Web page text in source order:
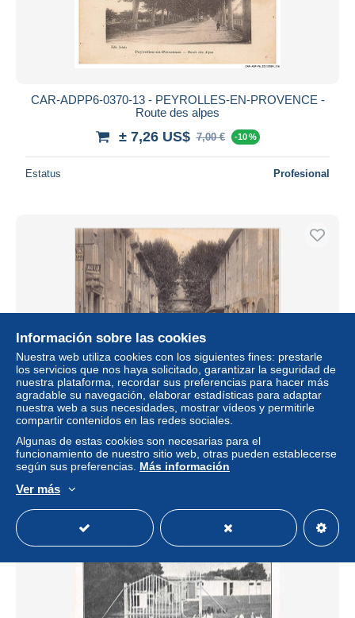
CAR-ADPP6-0370-13 - PEYROLLES-EN-PROVENCE -
Route des alpes
± 7,26 US$ 7,00 € -10 %
Estatus Profesional
CAR-ABDP2-13-0140 - PEYROLLES - RUE DE
L'HORLOGE
± 13,48 US$
Estatus
Información sobre las cookies
Nuestra web utiliza cookies con los siguientes fines: prestarle
los servicios que nos haya solicitado, garantizar la seguridad de
nuestra plataforma, recordar sus preferencias para hacer más
agradable su navegación, elaborar estadísticas para adaptar
nuestra web a sus necesidades, mostrar vídeos y permitirle
compartir contenidos en las redes sociales.
Algunas de estas cookies son necesarias para el
funcionamiento de nuestro sitio web, otras pueden establecerse
según sus preferencias. Más información
Ver más